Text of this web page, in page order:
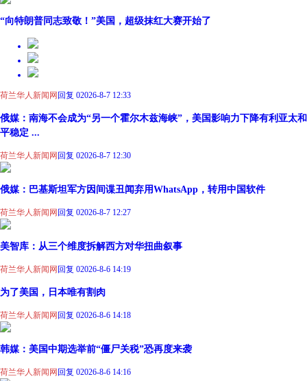
“向特朗普同志致敬！”美国，超级抹红大赛开始了
荷兰华人新闻网 回复 02026-8-7 12:33
俄媒：南海不会成为“另一个霍尔木兹海峡”，美国影响力下降有利亚太和
平稳定 ...
荷兰华人新闻网 回复 02026-8-7 12:30
俄媒：巴基斯坦军方因间谍丑闻弃用WhatsApp，转用中国软件
荷兰华人新闻网 回复 02026-8-7 12:27
美智库：从三个维度拆解西方对华扭曲叙事
荷兰华人新闻网 回复 02026-8-6 14:19
为了美国，日本唯有割肉
荷兰华人新闻网 回复 02026-8-6 14:18
韩媒：美国中期选举前“僵尸关税”恐再度来袭
荷兰华人新闻网 回复 02026-8-6 14:16